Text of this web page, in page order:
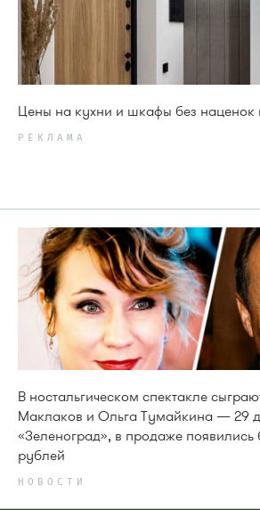
Цены на кухни и шкафы без наценок
РЕКЛАМА
В ностальгическом спектакле
Маклаков и Ольга Тумайкина — 29
«Зеленоград», в продаже появились
рублей
НОВОСТИ